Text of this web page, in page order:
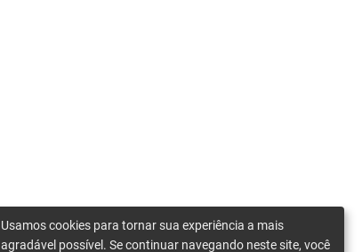
Usamos cookies para tornar sua experiência a mais
agradável possível. Se continuar navegando neste site, você